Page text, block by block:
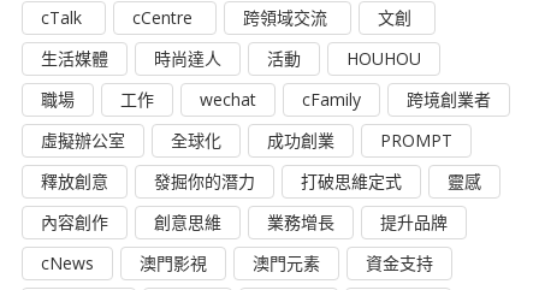
cTalk
cCentre 跨領域交流
文創
生活媒體
時尚達人 活動
HOUHOU
職場
工作 wechat cFamily
跨境創業者
虛擬辦公室
全球化 成功創業
PROMPT
釋放創意
發掘你的潛力 打破思維定式
靈感
內容創作
創意思維 業務增長
提升品牌
cNews
澳門影視 澳門元素
資金支持